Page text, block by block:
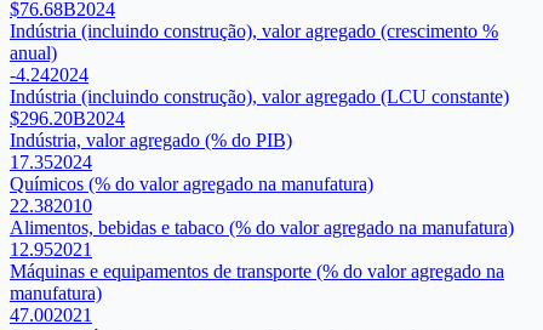
$76.68B2024
Indústria (incluindo construção), valor agregado (crescimento %
anual)
-4.242024
Indústria (incluindo construção), valor agregado (LCU constante)
$296.20B2024
Indústria, valor agregado (% do PIB)
17.352024
Químicos (% do valor agregado na manufatura)
22.382010
Alimentos, bebidas e tabaco (% do valor agregado na manufatura)
12.952021
Máquinas e equipamentos de transporte (% do valor agregado na
manufatura)
47.002021